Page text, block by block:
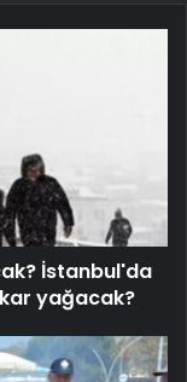
İstanbul'da
kar yağacak?